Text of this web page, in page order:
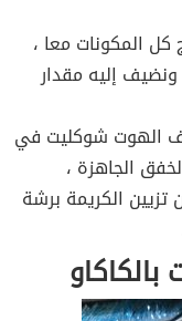
كل المكونات معا ،
إليه مقدار
الهوت شوكليت في
الجاهزة ،
الكريمة برشة